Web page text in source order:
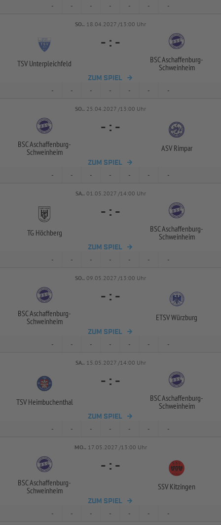
- - - - - - -
SO.. 18.04.2027 /13:00 Uhr
TSV Unterpleichfeld
- : -
BSC Aschaffenburg-
Schweinheim
ZUM SPIEL
- - - - - - -
SO.. 25.04.2027 /13:00 Uhr
BSC Aschaffenburg-
Schweinheim
- : -
ASV Rimpar
ZUM SPIEL
- - - - - - -
SA.. 01.05.2027 /14:00 Uhr
TG Höchberg
- : -
BSC Aschaffenburg-
Schweinheim
ZUM SPIEL
- - - - - - -
SO.. 09.05.2027 /13:00 Uhr
BSC Aschaffenburg-
Schweinheim
- : -
ETSV Würzburg
ZUM SPIEL
- - - - - - -
SA.. 15.05.2027 /14:00 Uhr
TSV Heimbuchenthal
- : -
BSC Aschaffenburg-
Schweinheim
ZUM SPIEL
- - - - - - -
MO.. 17.05.2027 /13:00 Uhr
BSC Aschaffenburg-
Schweinheim
- : -
SSV Kitzingen
ZUM SPIEL
- - - - - - -